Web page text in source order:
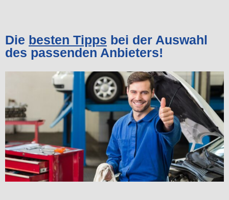
Die besten Tipps bei der Auswahl
des passenden Anbieters!